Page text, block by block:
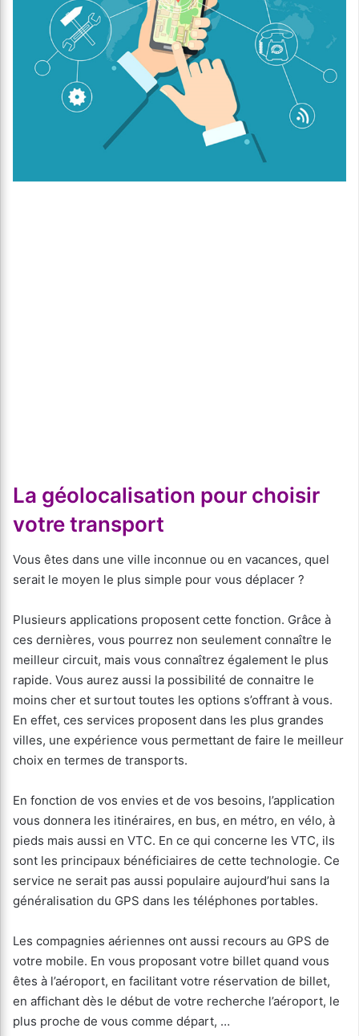
La géolocalisation pour choisir
votre transport
Vous êtes dans une ville inconnue ou en vacances, quel
serait le moyen le plus simple pour vous déplacer ?
Plusieurs applications proposent cette fonction. Grâce à
ces dernières, vous pourrez non seulement connaître le
meilleur circuit, mais vous connaîtrez également le plus
rapide. Vous aurez aussi la possibilité de connaitre le
moins cher et surtout toutes les options s’offrant à vous.
En effet, ces services proposent dans les plus grandes
villes, une expérience vous permettant de faire le meilleur
choix en termes de transports.
En fonction de vos envies et de vos besoins, l’application
vous donnera les itinéraires, en bus, en métro, en vélo, à
pieds mais aussi en VTC. En ce qui concerne les VTC, ils
sont les principaux bénéficiaires de cette technologie. Ce
service ne serait pas aussi populaire aujourd’hui sans la
généralisation du GPS dans les téléphones portables.
Les compagnies aériennes ont aussi recours au GPS de
votre mobile. En vous proposant votre billet quand vous
êtes à l’aéroport, en facilitant votre réservation de billet,
en affichant dès le début de votre recherche l’aéroport, le
plus proche de vous comme départ, …